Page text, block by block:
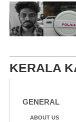
KERALA
GENERAL
ABOUT US